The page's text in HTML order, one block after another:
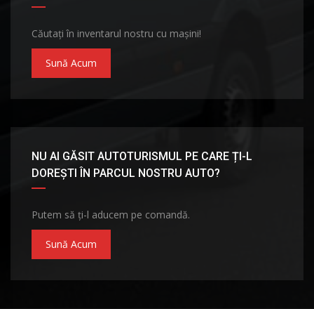
Căutați în inventarul nostru cu mașini!
Sună Acum
NU AI GĂSIT AUTOTURISMUL PE CARE ȚI-L
DOREȘTI ÎN PARCUL NOSTRU AUTO?
Putem să ți-l aducem pe comandă.
Sună Acum